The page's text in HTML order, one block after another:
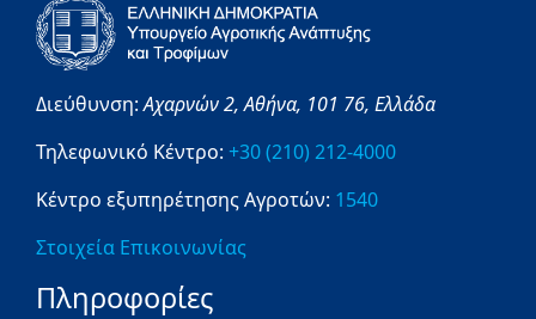
Διεύθυνση:Αχαρνών 2,Αθήνα, 101 76, Ελλάδα
Τηλεφωνικό Κέντρο: +30 (210) 212-4000
Κέντρο εξυπηρέτησης Αγροτών: 1540
Στοιχεία Επικοινωνίας
Πληροφορίες